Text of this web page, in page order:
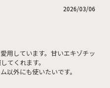
2026/03/06
用しています。甘いエキゾチッ
てくれます。
以外にも使いたいです。